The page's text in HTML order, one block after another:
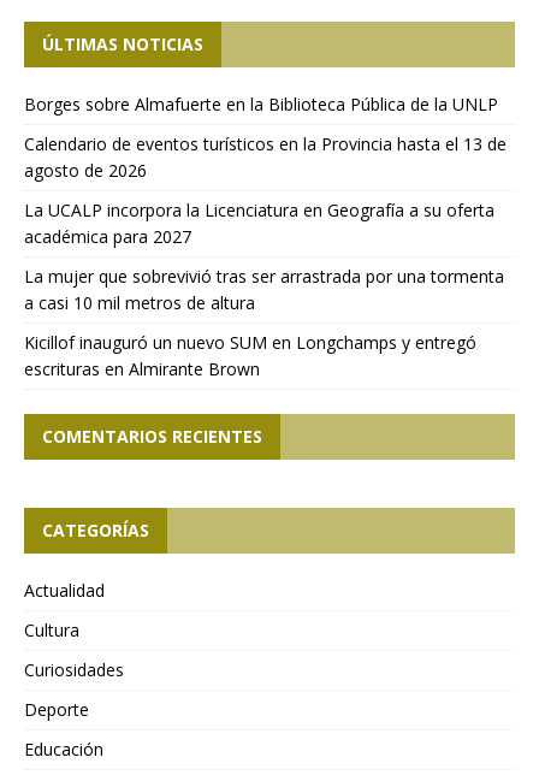
ÚLTIMAS NOTICIAS
Borges sobre Almafuerte en la Biblioteca Pública de la UNLP
Calendario de eventos turísticos en la Provincia hasta el 13 de
agosto de 2026
La UCALP incorpora la Licenciatura en Geografía a su oferta
académica para 2027
La mujer que sobrevivió tras ser arrastrada por una tormenta
a casi 10 mil metros de altura
Kicillof inauguró un nuevo SUM en Longchamps y entregó
escrituras en Almirante Brown
COMENTARIOS RECIENTES
CATEGORÍAS
Actualidad
Cultura
Curiosidades
Deporte
Educación